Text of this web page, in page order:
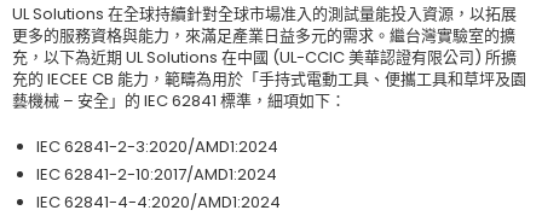
UL Solutions 在全球持續針對全球市場准入的測試量能投入資源，以拓展
更多的服務資格與能力，來滿足產業日益多元的需求。繼台灣實驗室的擴
充，以下為近期 UL Solutions 在中國 (UL-CCIC 美華認證有限公司) 所擴
充的 IECEE CB 能力，範疇為用於「手持式電動工具、便攜工具和草坪及園
藝機械 – 安全」的 IEC 62841 標準，細項如下：
IEC 62841-2-3:2020/AMD1:2024
IEC 62841-2-10:2017/AMD1:2024
IEC 62841-4-4:2020/AMD1:2024